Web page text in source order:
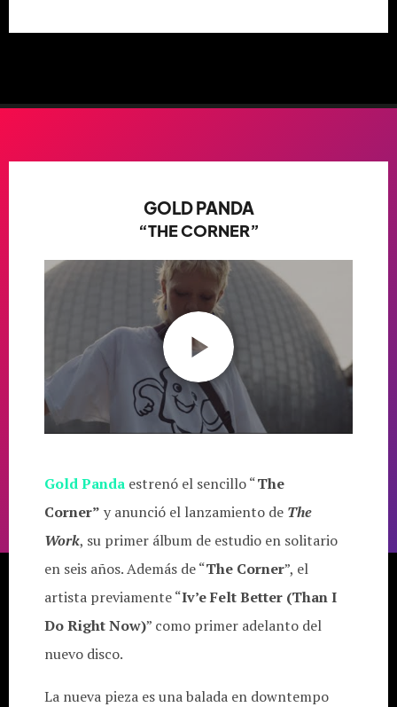
GOLD PANDA
“THE CORNER”
Gold Panda estrenó el sencillo “The
Corner” y anunció el lanzamiento de The
Work, su primer álbum de estudio en solitario
en seis años. Además de “The Corner”, el
artista previamente “Iv’e Felt Better (Than I
Do Right Now)” como primer adelanto del
nuevo disco.
La nueva pieza es una balada en downtempo